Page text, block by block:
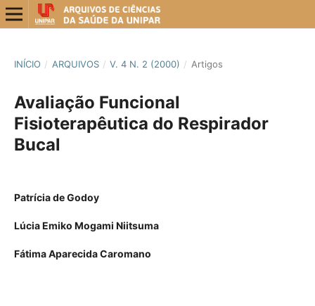
INÍCIO / ARQUIVOS / V. 4 N. 2 (2000) / Artigos
Avaliação Funcional
Fisioterapêutica do Respirador
Bucal
Patrícia de Godoy
Lúcia Emiko Mogami Niitsuma
Fátima Aparecida Caromano